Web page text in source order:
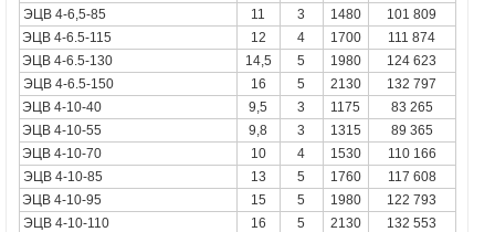
ЭЦВ 4-6,5-85
11 3 1480
101 809
ЭЦВ 4-6.5-115
12 4 1700
111 874
ЭЦВ 4-6.5-130
14,5 5 1980
124 623
ЭЦВ 4-6.5-150
16 5 2130
132 797
ЭЦВ 4-10-40
9,5 3 1175
83 265
ЭЦВ 4-10-55
9,8 3 1315
89 365
ЭЦВ 4-10-70
10 4 1530
110 166
ЭЦВ 4-10-85
13 5 1760
117 608
ЭЦВ 4-10-95
15 5 1980
122 793
ЭЦВ 4-10-110
16 5 2130
132 553